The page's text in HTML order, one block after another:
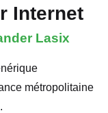
Internet
Lasix
métropolitaine